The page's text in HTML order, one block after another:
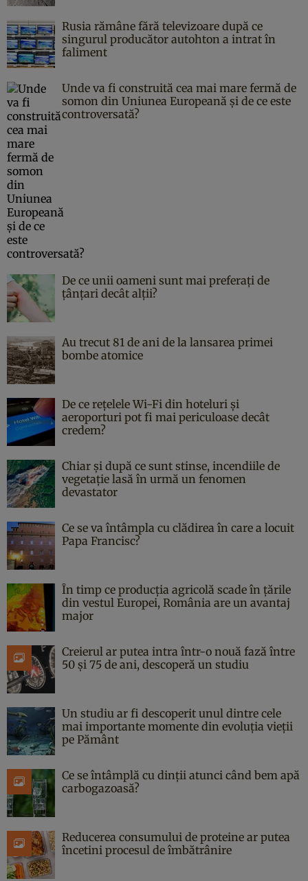
Rusia rămâne fără televizoare după ce
singurul producător autohton a intrat în
faliment
Unde va fi construită cea mai mare fermă de
somon din Uniunea Europeană și de ce este
controversată?
De ce unii oameni sunt mai preferați de
țânțari decât alții?
Au trecut 81 de ani de la lansarea primei
bombe atomice
De ce rețelele Wi-Fi din hoteluri și
aeroporturi pot fi mai periculoase decât
credem?
Chiar și după ce sunt stinse, incendiile de
vegetație lasă în urmă un fenomen
devastator
Ce se va întâmpla cu clădirea în care a locuit
Papa Francisc?
În timp ce producția agricolă scade în țările
din vestul Europei, România are un avantaj
major
Creierul ar putea intra într-o nouă fază între
50 și 75 de ani, descoperă un studiu
Un studiu ar fi descoperit unul dintre cele
mai importante momente din evoluția vieții
pe Pământ
Ce se întâmplă cu dinții atunci când bem apă
carbogazoasă?
Reducerea consumului de proteine ar putea
încetini procesul de îmbătrânire